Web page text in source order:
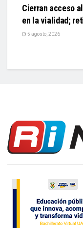
Cierran acceso
en la vialidad;
5 agosto, 2026